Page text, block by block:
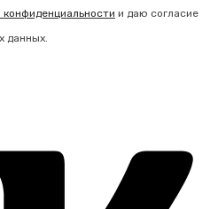
конфиденциальности и даю согласие
данных.